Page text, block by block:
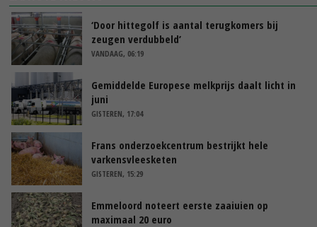
‘Door hittegolf is aantal terugkomers bij
zeugen verdubbeld’
VANDAAG, 06:19
Gemiddelde Europese melkprijs daalt licht in
juni
GISTEREN, 17:04
Frans onderzoekcentrum bestrijkt hele
varkensvleesketen
GISTEREN, 15:29
Emmeloord noteert eerste zaaiuien op
maximaal 20 euro